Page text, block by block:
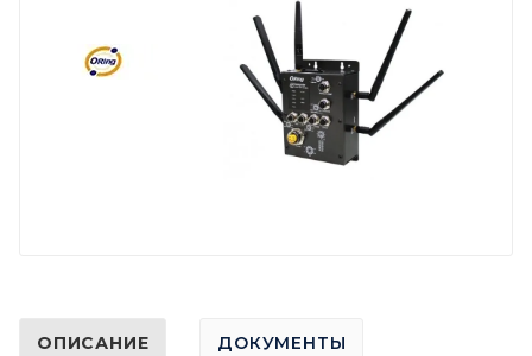
ОПИСАНИЕ ДОКУМЕНТЫ